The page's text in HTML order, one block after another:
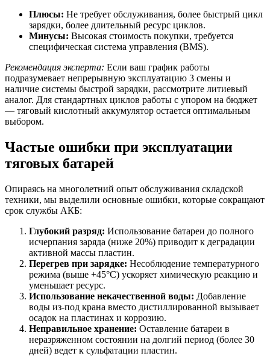
Плюсы: Не требует обслуживания, более быстрый цикл
зарядки, более длительный ресурс циклов.
Минусы: Высокая стоимость покупки, требуется
специфическая система управления (BMS).
Рекомендация эксперта: Если ваш график работы
подразумевает непрерывную эксплуатацию 3 смены и
наличие системы быстрой зарядки, рассмотрите литиевый
аналог. Для стандартных циклов работы с упором на бюджет
— тяговый кислотный аккумулятор остается оптимальным
выбором.
Частые ошибки при эксплуатации
тяговых батарей
Опираясь на многолетний опыт обслуживания складской
техники, мы выделили основные ошибки, которые сокращают
срок службы АКБ:
Глубокий разряд: Использование батареи до полного
исчерпания заряда (ниже 20%) приводит к деградации
активной массы пластин.
Перегрев при зарядке: Несоблюдение температурного
режима (выше +45°C) ускоряет химическую реакцию и
уменьшает ресурс.
Использование некачественной воды: Добавление
воды из-под крана вместо дистиллированной вызывает
осадок на пластинах и коррозию.
Неправильное хранение: Оставление батареи в
неразряженном состоянии на долгий период (более 30
дней) ведет к сульфатации пластин.